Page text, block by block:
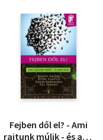
Fejben dől el? - Ami
rajtunk múlik - és ami